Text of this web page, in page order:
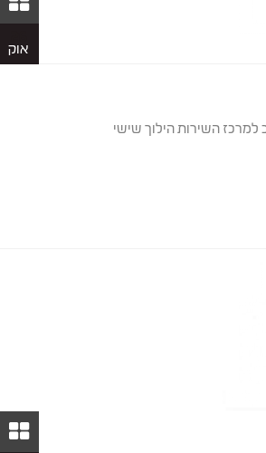
אוק
למרכז השירות הילוך שישי